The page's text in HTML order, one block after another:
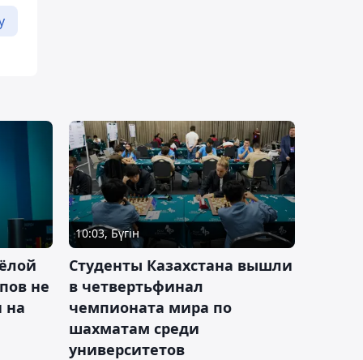
не
на
10:03, Бүгін
Студенты Казахстана вышли
в четвертьфинал
чемпионата мира по
шахматам среди
университетов